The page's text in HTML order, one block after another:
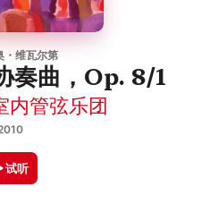
・维瓦尔第
奏曲，Op. 8/1
内管弦乐团
试听